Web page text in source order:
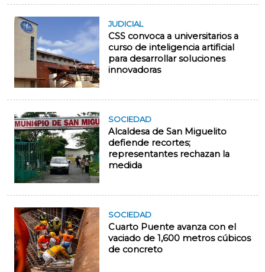
JUDICIAL
CSS convoca a universitarios a
curso de inteligencia artificial
para desarrollar soluciones
innovadoras
SOCIEDAD
Alcaldesa de San Miguelito
defiende recortes;
representantes rechazan la
medida
SOCIEDAD
Cuarto Puente avanza con el
vaciado de 1,600 metros cúbicos
de concreto